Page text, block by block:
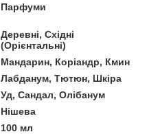
Парфуми
Деревні, Східні
(Орієнтальні)
Мандарин, Коріандр, Кмин
Лабданум, Тютюн, Шкіра
Уд, Сандал, Олібанум
Нішева
100 мл